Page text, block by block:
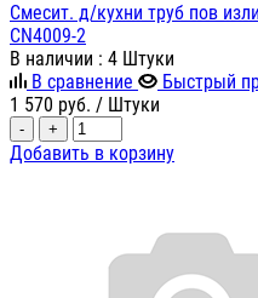
Смесит. д/кухни труб пов
CN4009-2
В наличии : 4 Штуки
В сравнение
Быстрый
1 570 руб. / Штуки
- +
Добавить в корзину